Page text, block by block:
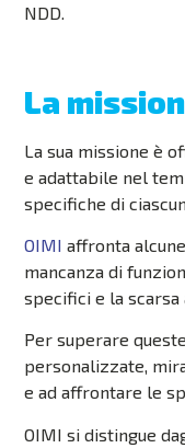
NDD.
La
La sua missione è
e adattabile nel
specifiche di
OIMI affronta
mancanza di
specifici e la
Per superare
personalizzate,
e ad affrontare le
OIMI si distingue